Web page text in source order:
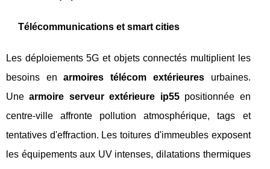
Télécommunications et smart cities
Les déploiements 5G et objets connectés multiplient les
besoins enarmoires télécom extérieuresurbaines.
Unearmoire serveur extérieure ip55positionnée en
centre-ville affronte pollution atmosphérique, tags et
tentatives d'effraction. Les toitures d'immeubles exposent
les équipements aux UV intenses, dilatations thermiques